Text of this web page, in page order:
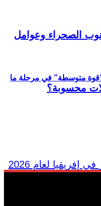
متوسطة” في مرحلة ما
الصحراء وعوامل
محسوبة؟